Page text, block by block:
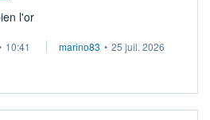
l'or
10:41 marino83 • 25 juil. 2026